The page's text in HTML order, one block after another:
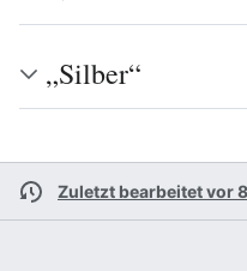
„Silber“
Zuletzt bearbeitet vor